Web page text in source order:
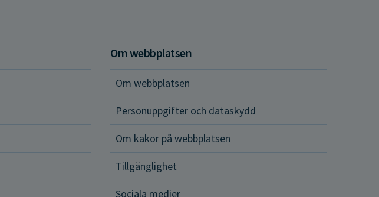
Om webbplatsen
Om webbplatsen
Personuppgifter och dataskydd
Om kakor på webbplatsen
Tillgänglighet
Sociala medier